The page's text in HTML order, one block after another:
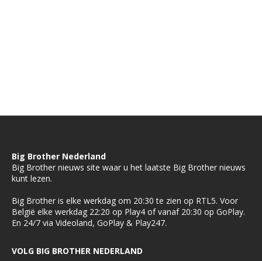
Big Brother Nederland
Big Brother nieuws site waar u het laatste Big Brother nieuws
kunt lezen.
Big Brother is elke werkdag om 20:30 te zien op RTL5. Voor
België elke werkdag 22:20 op Play4 of vanaf 20:30 op GoPlay.
En 24/7 via Videoland, GoPlay & Play247.
VOLG BIG BROTHER NEDERLAND